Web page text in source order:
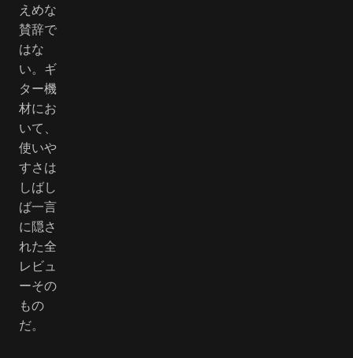
えめな
賛辞で
はな
い。ギ
ター機
材にお
いて、
使いや
すさは
しばし
ば一言
に隠さ
れた全
レビュ
ーその
もの
だ。